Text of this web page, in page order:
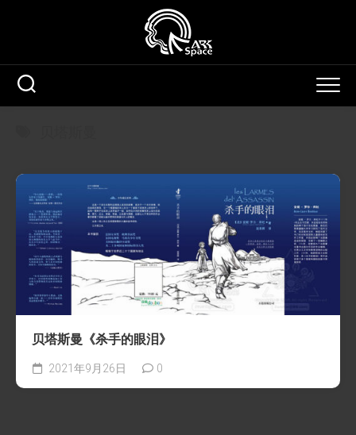
贝塔斯曼《杀手的眼泪》
2021年9月26日 0